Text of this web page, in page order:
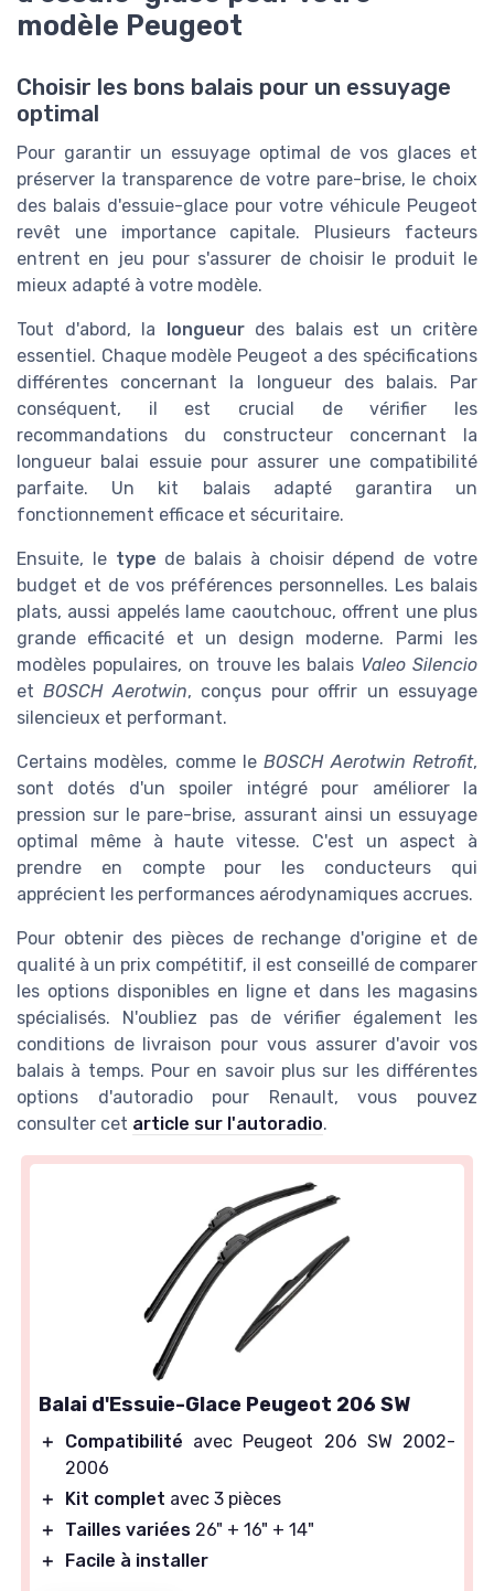
modèle Peugeot
Choisir les bons balais pour un essuyage
optimal
Pour garantir un essuyage optimal de vos glaces et
préserver la transparence de votre pare-brise, le choix
des balais d'essuie-glace pour votre véhicule Peugeot
revêt une importance capitale. Plusieurs facteurs
entrent en jeu pour s'assurer de choisir le produit le
mieux adapté à votre modèle.
Tout d'abord, la longueurdes balais est un critère
essentiel. Chaque modèle Peugeot a des spécifications
différentes concernant la longueur des balais. Par
conséquent, il est crucial de vérifier les
recommandations du constructeur concernant la
longueur balai essuie pour assurer une compatibilité
parfaite. Un kit balais adapté garantira un
fonctionnement efficace et sécuritaire.
Ensuite, le type de balais à choisir dépend de votre
budget et de vos préférences personnelles. Les balais
plats, aussi appelés lame caoutchouc, offrent une plus
grande efficacité et un design moderne. Parmi les
modèles populaires, on trouve les balais Valeo Silencio
etBOSCH Aerotwin, conçus pour offrir un essuyage
silencieux et performant.
Certains modèles, comme leBOSCH Aerotwin Retrofit,
sont dotés d'un spoiler intégré pour améliorer la
pression sur le pare-brise, assurant ainsi un essuyage
optimal même à haute vitesse. C'est un aspect à
prendre en compte pour les conducteurs qui
apprécient les performances aérodynamiques accrues.
Pour obtenir des pièces de rechange d'origine et de
qualité à un prix compétitif, il est conseillé de comparer
les options disponibles en ligne et dans les magasins
spécialisés. N'oubliez pas de vérifier également les
conditions de livraison pour vous assurer d'avoir vos
balais à temps. Pour en savoir plus sur les différentes
options d'autoradio pour Renault, vous pouvez
consulter cet article sur l'autoradio.
Balai d'Essuie-Glace Peugeot 206 SW
＋ Compatibilité avec Peugeot 206 SW 2002-
2006
＋
Kit complet avec 3 pièces
＋
Tailles variées 26" + 16" + 14"
＋
Facile à installer